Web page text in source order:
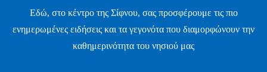
Εδώ, στο κέντρο της Σίφνου, σας προσφέρουμε τις πιο
ενημερωμένες ειδήσεις και τα γεγονότα που διαμορφώνουν την
καθημερινότητα του νησιού μας